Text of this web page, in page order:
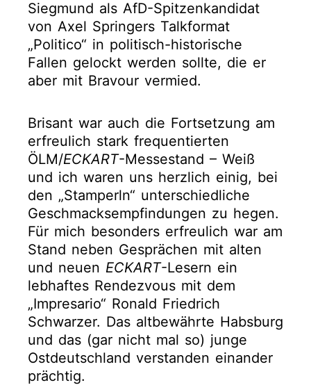
Siegmund als AfD-Spitzenkandidat
von Axel Springers Talkformat
„Politico“ in politisch-historische
Fallen gelockt werden sollte, die er
aber mit Bravour vermied.
Brisant war auch die Fortsetzung am
erfreulich stark frequentierten
ÖLM/ECKART-Messestand – Weiß
und ich waren uns herzlich einig, bei
den „Stamperln“ unterschiedliche
Geschmacksempfindungen zu hegen.
Für mich besonders erfreulich war am
Stand neben Gesprächen mit alten
und neuen ECKART-Lesern ein
lebhaftes Rendezvous mit dem
„Impresario“ Ronald Friedrich
Schwarzer. Das altbewährte Habsburg
und das (gar nicht mal so) junge
Ostdeutschland verstanden einander
prächtig.